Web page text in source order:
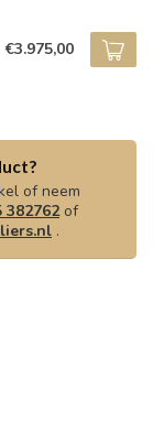
€3.975,00
of neem
382762of
.